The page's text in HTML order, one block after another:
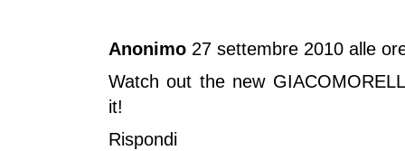
Anonimo 27 settembre 2010 alle
Watch out the new
it!
Rispondi